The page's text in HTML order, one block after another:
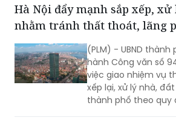
Dĩ An, đáp ứng kỳ
và doanh nghiệp.
(PLM) - UBND thành
hành Công văn số
việc giao nhiệm vụ
xếp lại, xử lý nhà,
thành phố theo quy
số 03/2025/NĐ-CP.
Hợp tác xã vệ sinh môi